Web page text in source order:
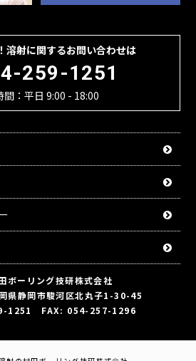
溶射に関するお問い合わせは
259-1251
間：平日 9:00 - 18:00
ボーリング技研株式会社
県静岡市駿河区北丸子1-30-45
1251 FAX: 054-257-1296